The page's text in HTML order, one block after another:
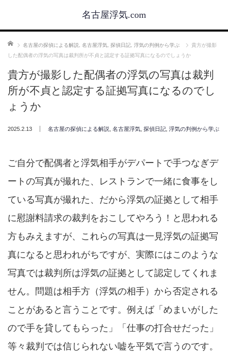
名古屋浮気.com
ホーム 名古屋の探偵による解説 名古屋浮気 探偵日記 浮気の判例から学ぶ
貴方が撮影
した配偶者の浮気の写真は裁判所が不貞と認定する証拠写真になるのでしょうか
貴方が撮影した配偶者の浮気の写真は裁判
所が不貞と認定する証拠写真になるのでし
ょうか
2025.2.13 名古屋の探偵による解説 名古屋浮気 探偵日記 浮気の判例から学ぶ
ご自分で配偶者と浮気相手がデパートで手つなぎデ
ートの写真が撮れた、レストランで一緒に食事をし
ている写真が撮れた、だから浮気の証拠として相手
に慰謝料請求の裁判をおこしてやろう！と思われる
方もみえますが、これらの写真は一見浮気の証拠写
真になると思われがちですが、実際にはこのような
写真では裁判所は浮気の証拠として認定してくれま
せん。問題は相手方（浮気の相手）から否定される
ことがあると言うことです。例えば「めまいがした
ので手を貸してもらった」「仕事の打合せだった」
等々裁判では信じられない嘘を平気で言うのです。